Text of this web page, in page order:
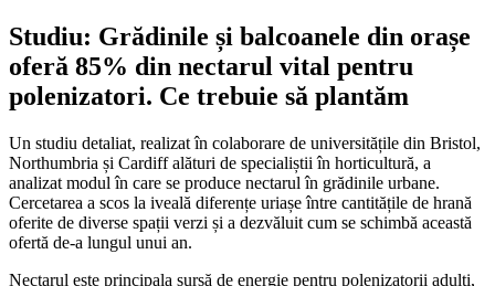
Studiu: Grădinile și balcoanele din orașe
oferă 85% din nectarul vital pentru
polenizatori. Ce trebuie să plantăm
Un studiu detaliat, realizat în colaborare de universitățile din Bristol,
Northumbria și Cardiff alături de specialiștii în horticultură, a
analizat modul în care se produce nectarul în grădinile urbane.
Cercetarea a scos la iveală diferențe uriașe între cantitățile de hrană
oferite de diverse spații verzi și a dezvăluit cum se schimbă această
ofertă de-a lungul unui an.
Nectarul este principala sursă de energie pentru polenizatorii adulți,